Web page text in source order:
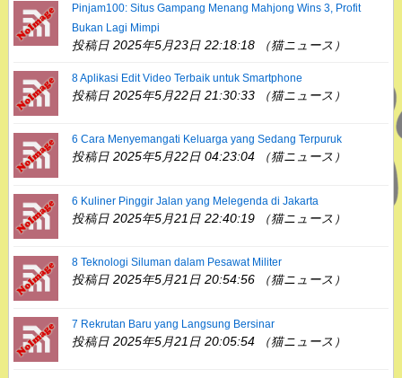
Pinjam100: Situs Gampang Menang Mahjong Wins 3, Profit
Bukan Lagi Mimpi
投稿日 2025年5月23日 22:18:18 （猫ニュース）
8 Aplikasi Edit Video Terbaik untuk Smartphone
投稿日 2025年5月22日 21:30:33 （猫ニュース）
6 Cara Menyemangati Keluarga yang Sedang Terpuruk
投稿日 2025年5月22日 04:23:04 （猫ニュース）
6 Kuliner Pinggir Jalan yang Melegenda di Jakarta
投稿日 2025年5月21日 22:40:19 （猫ニュース）
8 Teknologi Siluman dalam Pesawat Militer
投稿日 2025年5月21日 20:54:56 （猫ニュース）
7 Rekrutan Baru yang Langsung Bersinar
投稿日 2025年5月21日 20:05:54 （猫ニュース）